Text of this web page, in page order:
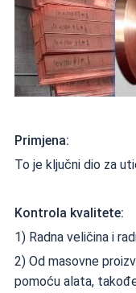
Primjena:
To je ključni dio za
Kontrola kvalitete:
1) Radna veličina i
2) Od masovne
pomoću alata,